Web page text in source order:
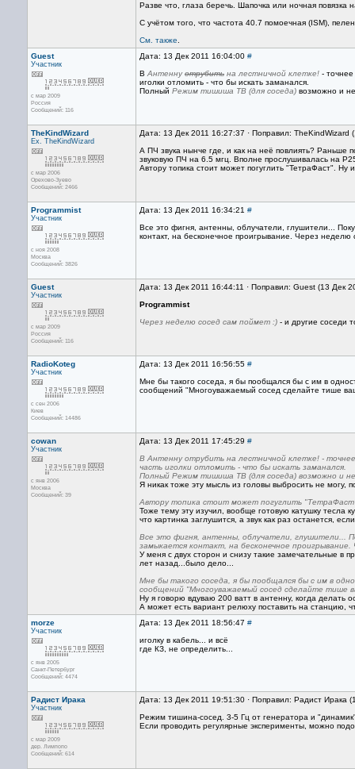
Разве что, глаза беречь. Шапочка или ночная
С учётом того, что частота 40.7 помоечная (ISM),
См. также
Guest
Участник
с мар 2009
Россия
Сообщений: 116
Дата: 13 Дек 2011 16:04:00 #
В Антеннуотрубить на лестничной клетке! -
иголки отломить - что бы искать заманался.
Полный Режим тишиша ТВ (для соседа) возможно и
TheKindWizard
Ex. TheKindWizard
с мар 2006
Орехово-Зуево
Сообщений: 2466
Дата: 13 Дек 2011 16:27:37 · Поправил:
А ПЧ звука нынче где, и как на неё повлиять?
звуковую ПЧ на 6.5 мгц. Вполне прослушивалась на
Автору топика стоит может погуглить "ТетраФаст". Ну
Programmist
Участник
с ноя 2008
Москва
Сообщений: 3826
Дата: 13 Дек 2011 16:34:21 #
Все это фигня, антенны, облучатели, глушители...
контакт, на бесконечное проигрывание. Через неделю
Guest
Участник
с мар 2009
Россия
Сообщений: 116
Дата: 13 Дек 2011 16:44:11 · Поправил: Guest (13 Дек
Programmist
Через неделю сосед сам поймет :) - и другие соседи
RadioKoteg
Участник
с сен 2006
Киев
Сообщений: 14486
Дата: 13 Дек 2011 16:56:55 #
Мне бы такого соседа, я бы пообщался бы с им в
сообщений "Многоуважаемый сосед сделайте тише
cowan
Участник
с янв 2006
Москва
Сообщений: 39
Дата: 13 Дек 2011 17:45:29 #
В Антенну отрубить на лестничной клетке! -
часть иголки отломить - что бы искать заманался.
Полный Режим тишиша ТВ (для соседа) возможно и
Я никак тоже эту мысль из головы выбросить не могу,
Автору топика стоит может погуглить
Тоже тему эту изучил, вообще готовую катушку тесла
что картинка заглушится, а звук как раз останется,
Все это фигня, антенны, облучатели, глушители...
замыкается контакт, на бесконечное
У меня с двух сторон и снизу такие замечательные в
лет назад...было дело...
Мне бы такого соседа, я бы пообщался бы с им в
сообщений "Многоуважаемый сосед сделайте тише
Ну я говорю вдуваю 200 ватт в антенну, когда делать
А может есть вариант релюху поставить на станцию,
morze
Участник
с янв 2005
Санкт-Петербург
Сообщений: 4474
Дата: 13 Дек 2011 18:56:47 #
иголку в кабель... и всё
где КЗ, не определить...
Радист Ирака
Участник
с мар 2009
дер. Лимпопо
Сообщений: 614
Дата: 13 Дек 2011 19:51:30 · Поправил: Радист Ирака
Режим тишина-сосед. 3-5 Гц от генератора и
Если проводить регулярные эксперименты, можно